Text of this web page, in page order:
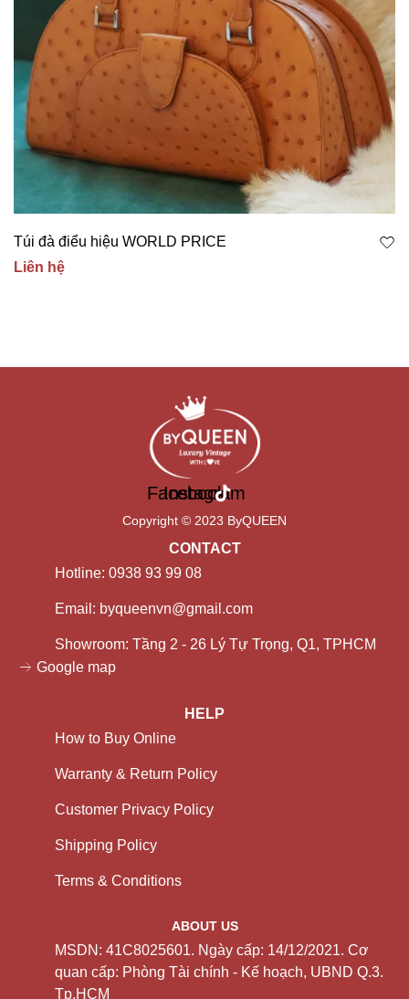
Túi đà điểu hiệu WORLD PRICE
Liên hệ
Facebook
Instagram
Copyright © 2023 ByQUEEN
CONTACT
Hotline: 0938 93 99 08
Email: byqueenvn@gmail.com
Showroom: Tầng 2 - 26 Lý Tự Trọng, Q1, TPHCM
Google map
HELP
How to Buy Online
Warranty & Return Policy
Customer Privacy Policy
Shipping Policy
Terms & Conditions
ABOUT US
MSDN: 41C8025601. Ngày cấp: 14/12/2021. Cơ
quan cấp: Phòng Tài chính - Kế hoạch, UBND Q.3.
Tp.HCM